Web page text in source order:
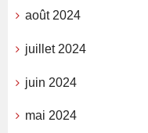
août 2024
juillet 2024
juin 2024
mai 2024